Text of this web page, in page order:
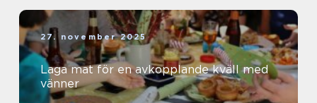
27. november 2025
Laga mat för en avkopplande kväll med
vänner